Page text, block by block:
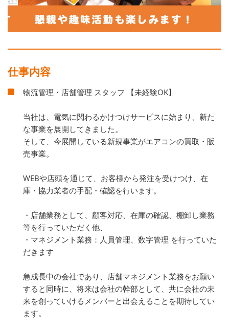
仕事内容
物流管理・店舗管理 スタッフ 【未経験OK】
当社は、電気に関わるかけつけサービスに始まり、新た
な事業を展開してきました。
そして、今展開している新規事業がエアコンの買取・販
売事業。
WEBや店頭を通じて、お客様から発注を受けつけ、在
庫・協力業者の手配・確認を行います。
・店舗業務として、顧客対応、在庫の確認、棚卸し業務
等を行っていただく他、
・マネジメント業務：人員管理、数字管理 を行っていた
だきます
急成長中の会社であり、店舗マネジメント業務をお願い
すると同時に、将来は会社の幹部として、共に会社の未
来を創っていけるメンバーと出会えることを期待してい
ます。